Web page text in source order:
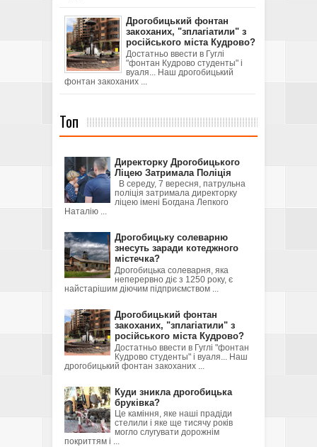
Дрогобицький фонтан
закоханих, "зплагіатили" з
російського міста Кудрово?
Достатньо ввести в Гуглі
"фонтан Кудрово студенты" і
вуаля... Наш дрогобицький
фонтан закоханих ...
Топ
Директорку Дрогобицького
Ліцею Затримала Поліція
В середу, 7 вересня, патрульна
поліція затримала директорку
ліцею імені Богдана Лепкого
Наталію ...
Дрогобицьку солеварню
знесуть заради котеджного
містечка?
Дрогобицька солеварня, яка
неперервно діє з 1250 року, є
найстарішим діючим підприємством ...
Дрогобицький фонтан
закоханих, "зплагіатили" з
російського міста Кудрово?
Достатньо ввести в Гуглі "фонтан
Кудрово студенты" і вуаля... Наш
дрогобицький фонтан закоханих ...
Куди зникла дрогобицька
бруківка?
Це каміння, яке наші прадіди
стелили і яке ще тисячу років
могло слугувати дорожнім
покриттям і ...